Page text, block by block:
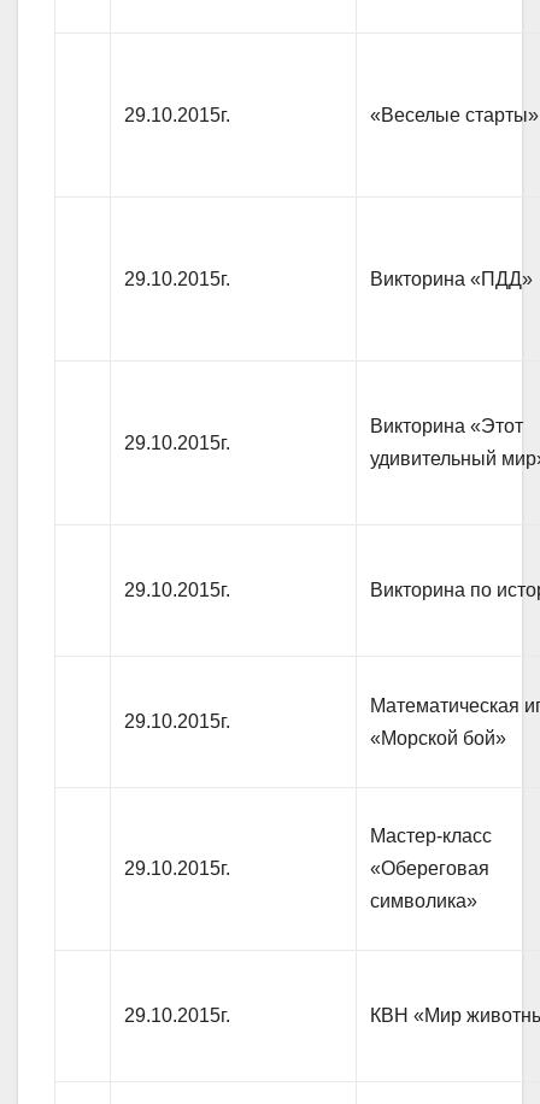
29.10.2015г. «Веселые старты»
29.10.2015г. Викторина «ПДД»
29.10.2015г.
Викторина «Этот
удивительный
29.10.2015г. Викторина по
29.10.2015г.
Математическая
«Морской бой»
29.10.2015г.
Мастер-класс
«Обереговая
символика»
29.10.2015г. КВН «Мир